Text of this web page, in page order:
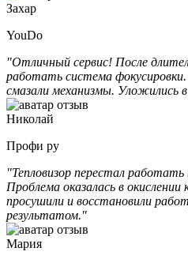
Захар
YouDo
"Отличный сервис! После
работать система
смазали механизмы. Уложились
Николай
Профи ру
"Тепловизор перестал работать
Проблема оказалась в окислении
просушили и восстановили
результатом."
Мария